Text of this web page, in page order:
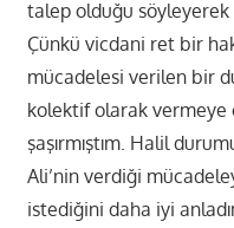
talep olduğu söyleyerek
Çünkü vicdani ret bir
mücadelesi verilen bir
kolektif olarak vermeye
şaşırmıştım. Halil
Ali’nin verdiği
istediğini daha iyi